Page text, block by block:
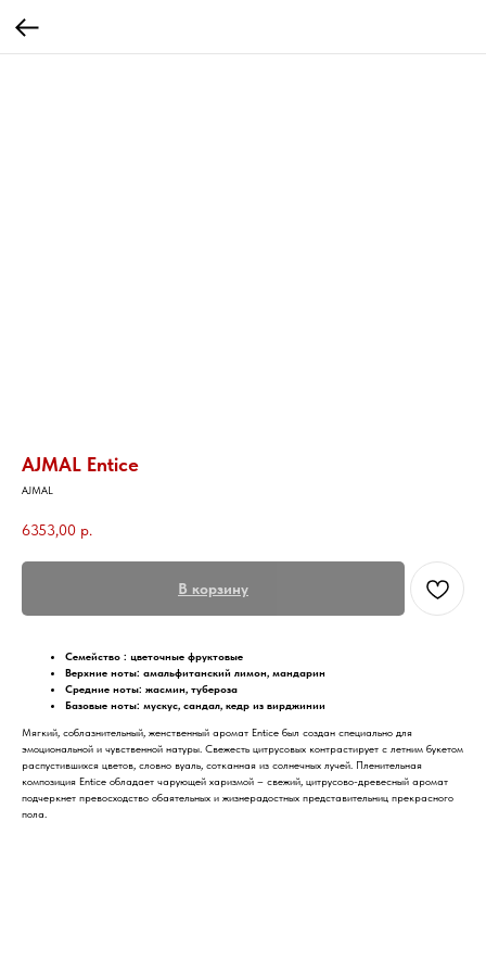
AJMAL Entice
AJMAL
6353,00 р.
В корзину
Семейство : цветочные фруктовые
Верхние ноты: амальфитанский лимон, мандарин
Средние ноты: жасмин, тубероза
Базовые ноты: мускус, сандал, кедр из вирджинии
Мягкий, соблазнительный, женственный аромат Entice был создан специально для
эмоциональной и чувственной натуры. Свежесть цитрусовых контрастирует с летним букетом
распустившихся цветов, словно вуаль, сотканная из солнечных лучей. Пленительная
композиция Entice обладает чарующей харизмой – свежий, цитрусово-древесный аромат
подчеркнет превосходство обаятельных и жизнерадостных представительниц прекрасного
пола.